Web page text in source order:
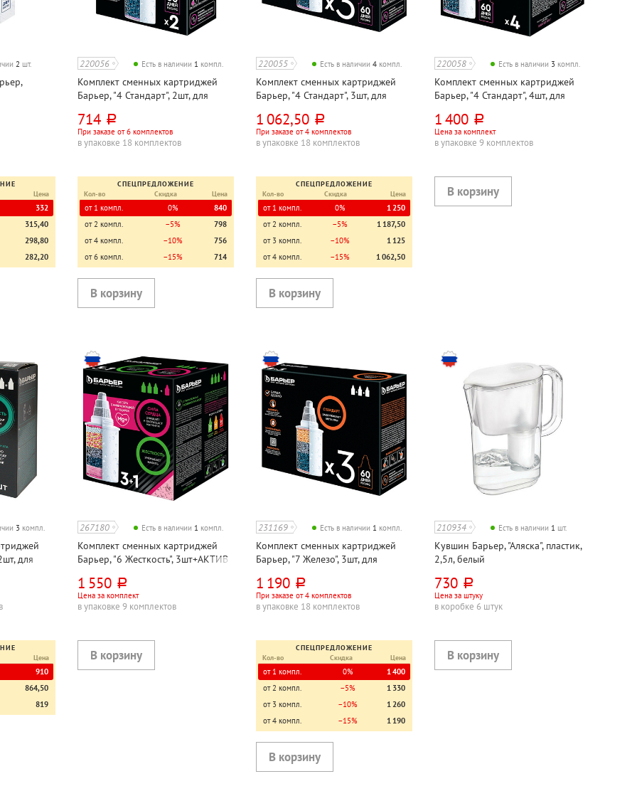
2 шт.
Цена
332
315,40
298,80
282,20
220056 Есть в наличии 1 компл.
Комплект сменных картриджей
Барьер, "4 Стандарт", 2шт, для
714 руб.
При заказе от 6 комплектов
в упаковке 18 комплектов
СПЕЦПРЕДЛОЖЕНИЕ
Кол-во
Скидка Цена
от 1 компл. 0%
840
от 2 компл.
−5%
798
от 4 компл.
−10%
756
от 6 компл.
−15% 714
220055 Есть в наличии4 компл.
Комплект сменных картриджей
Барьер, "4 Стандарт", 3шт, для
1 062,50 руб.
При заказе от 4 комплектов
в упаковке 18 комплектов
СПЕЦПРЕДЛОЖЕНИЕ
Кол-во
Скидка Цена
от 1 компл. 0%
1 250
от 2 компл.
−5%
1 187,50
от 3 компл.
−10%
1 125
от 4 компл.
−15% 1 062,50
220058 Есть в наличии 3 компл.
Комплект сменных картриджей
Барьер, "4 Стандарт", 4шт, для
1 400 руб.
Цена за комплект
в упаковке 9 комплектов
3 компл.
для
Цена
910
864,50
819
267180 Есть в наличии 1 компл.
Комплект сменных картриджей
Барьер, "6 Жесткость", 3шт+АКТИВ
1 550 руб.
Цена за комплект
в упаковке 9 комплектов
231169 Есть в наличии 1 компл.
Комплект сменных картриджей
Барьер, "7 Железо", 3шт, для
1 190 руб.
При заказе от 4 комплектов
в упаковке 18 комплектов
СПЕЦПРЕДЛОЖЕНИЕ
Кол-во
Скидка Цена
от 1 компл. 0%
1 400
от 2 компл.
−5%
1 330
от 3 компл.
−10%
1 260
от 4 компл.
−15% 1 190
210934 Есть в наличии 1 шт.
Кувшин Барьер, "Аляска", пластик,
2,5л, белый
730 руб.
Цена за штуку
в коробке 6 штук